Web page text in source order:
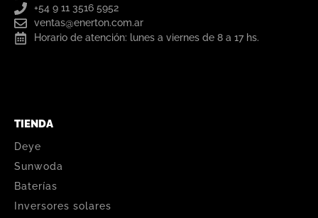
+54 9 11 3516 5952
ventas@enerton.com.ar
Horario de atención: lunes a viernes de 8 a 17 hs.
TIENDA
Deye
Sunwoda
Baterías
Inversores solares